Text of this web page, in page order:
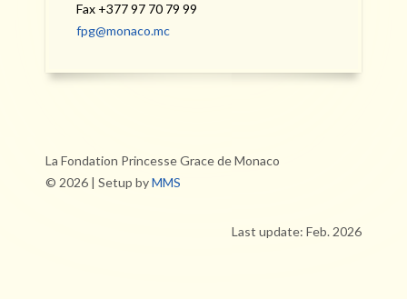
Fax +377 97 70 79 99
fpg@monaco.mc
La Fondation Princesse Grace de Monaco
© 2026 | Setup byMMS
Last update: Feb. 2026